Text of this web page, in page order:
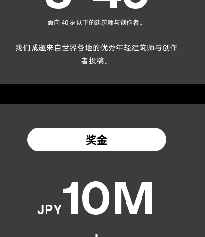
面向 40 岁以下的建筑师与创作者。
我们诚邀来自世界各地的优秀年轻建筑师与创作
者投稿。
奖金
JPY10M